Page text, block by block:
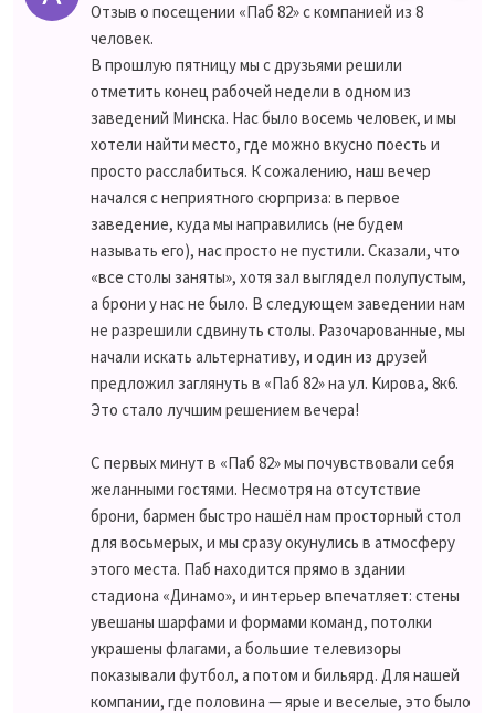
Отзыв о посещении «Паб 82» с компанией из 8
человек.
В прошлую пятницу мы с друзьями решили
отметить конец рабочей недели в одном из
заведений Минска. Нас было восемь человек, и мы
хотели найти место, где можно вкусно поесть и
просто расслабиться. К сожалению, наш вечер
начался с неприятного сюрприза: в первое
заведение, куда мы направились (не будем
называть его), нас просто не пустили. Сказали, что
«все столы заняты», хотя зал выглядел полупустым,
а брони у нас не было. В следующем заведении нам
не разрешили сдвинуть столы. Разочарованные, мы
начали искать альтернативу, и один из друзей
предложил заглянуть в «Паб 82» на ул. Кирова, 8к6.
Это стало лучшим решением вечера!
С первых минут в «Паб 82» мы почувствовали себя
желанными гостями. Несмотря на отсутствие
брони, бармен быстро нашёл нам просторный стол
для восьмерых, и мы сразу окунулись в атмосферу
этого места. Паб находится прямо в здании
стадиона «Динамо», и интерьер впечатляет: стены
увешаны шарфами и формами команд, потолки
украшены флагами, а большие телевизоры
показывали футбол, а потом и бильярд. Для нашей
компании, где половина — ярые и веселые, это было